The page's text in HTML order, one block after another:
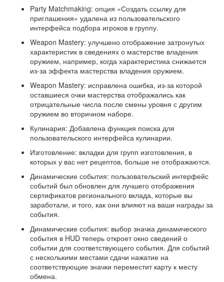
Party Matchmaking: опция «Создать ссылку для
приглашения» удалена из пользовательского
интерфейса подбора игроков в группу.
Weapon Mastery: улучшено отображение затронутых
характеристик в сведениях о мастерстве владения
оружием, например, когда характеристика снижается
из-за эффекта мастерства владения оружием.
Weapon Mastery: исправлена ​​ошибка, из-за которой
оставшиеся очки мастерства отображались как
отрицательные числа после смены уровня с другим
оружием во вторичном наборе.
Кулинария: Добавлена ​​функция поиска для
пользовательского интерфейса кулинарии.
Изготовление: вкладки для групп изготовления, в
которых у вас нет рецептов, больше не отображаются.
Динамические события: пользовательский интерфейс
событий был обновлен для лучшего отображения
сертификатов регионального вклада, которые вы
заработали, и того, как они влияют на ваши награды за
события.
Динамические события: выбор значка динамического
события в HUD теперь откроет окно сведений о
событии для соответствующего события. Для событий
с несколькими местами сдачи нажатие на
соответствующие значки переместит карту к месту
обмена.